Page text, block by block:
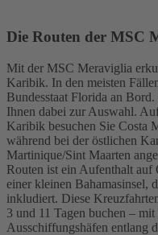
Die Routen der MSC
Mit der MSC Meraviglia
Karibik. In den meisten
Bundesstaat Florida an
Ihnen dabei zur Auswahl.
Karibik besuchen Sie Costa
während bei der östlichen
Martinique/Sint Maarten
Routen ist ein Aufenthalt auf
einer kleinen Bahamasinsel,
inkludiert. Diese
3 und 11 Tagen buchen –
Ausschiffungshäfen entlang